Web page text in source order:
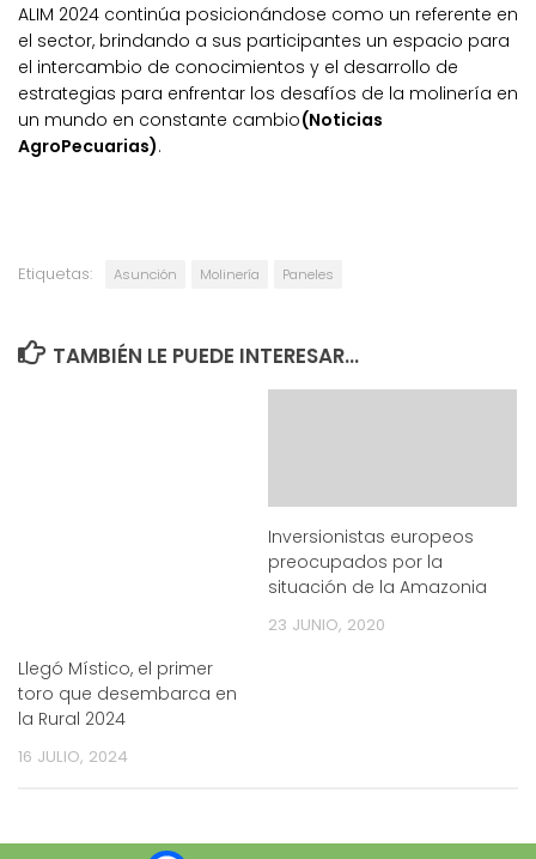
ALIM 2024 continúa posicionándose como un referente en
el sector, brindando a sus participantes un espacio para
el intercambio de conocimientos y el desarrollo de
estrategias para enfrentar los desafíos de la molinería en
un mundo en constante cambio(Noticias
AgroPecuarias).
Etiquetas: Asunción Molinería Paneles
TAMBIÉN LE PUEDE INTERESAR...
Llegó Místico, el primer
toro que desembarca en
la Rural 2024
16 JULIO, 2024
Inversionistas europeos
preocupados por la
situación de la Amazonia
23 JUNIO, 2020